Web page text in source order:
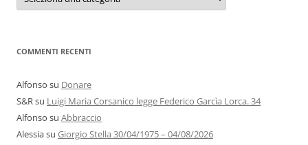
autori
COMMENTI RECENTI
Alfonso su Donare
S&Rsu Luigi Maria Corsanico legge Federico Garcìa Lorca. 34
Alfonso su Abbraccio
Alessiasu Giorgio Stella 30/04/1975 – 04/08/2026